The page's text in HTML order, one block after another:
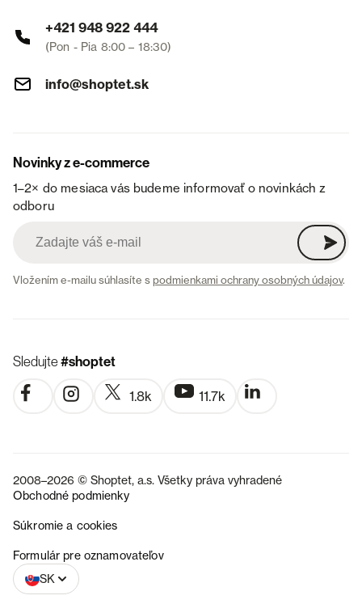
+421 948 922 444
(Pon - Pia 8:00 – 18:30)
info@shoptet.sk
Novinky z e-commerce
1–2× do mesiaca vás budeme informovať o novinkách z
odboru
Vložením e-mailu súhlasíte spodmienkami ochrany osobných údajov.
Sledujte#shoptet
1.8k 11.7k
2008–2026 © Shoptet, a.s. Všetky práva vyhradené
Obchodné podmienky
Súkromie a cookies
Formulár pre oznamovateľov
SK